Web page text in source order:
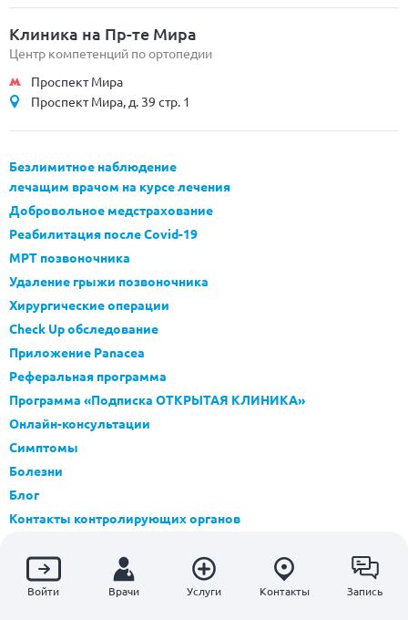
Клиника на Пр-те Мира
Центр компетенций по ортопедии
Проспект Мира
Проспект Мира, д. 39 стр. 1
Безлимитное наблюдение
лечащим врачом на курсе лечения
Добровольное медстрахование
Реабилитация после Covid-19
МРТ позвоночника
Удаление грыжи позвоночника
Хирургические операции
Check Up обследование
Приложение Panacea
Реферальная программа
Программа «Подписка ОТКРЫТАЯ КЛИНИКА»
Онлайн-консультации
Симптомы
Болезни
Блог
Контакты контролирующих органов
Инструкция к приложению Panacea
Войти Врачи Услуги Контакты Запись